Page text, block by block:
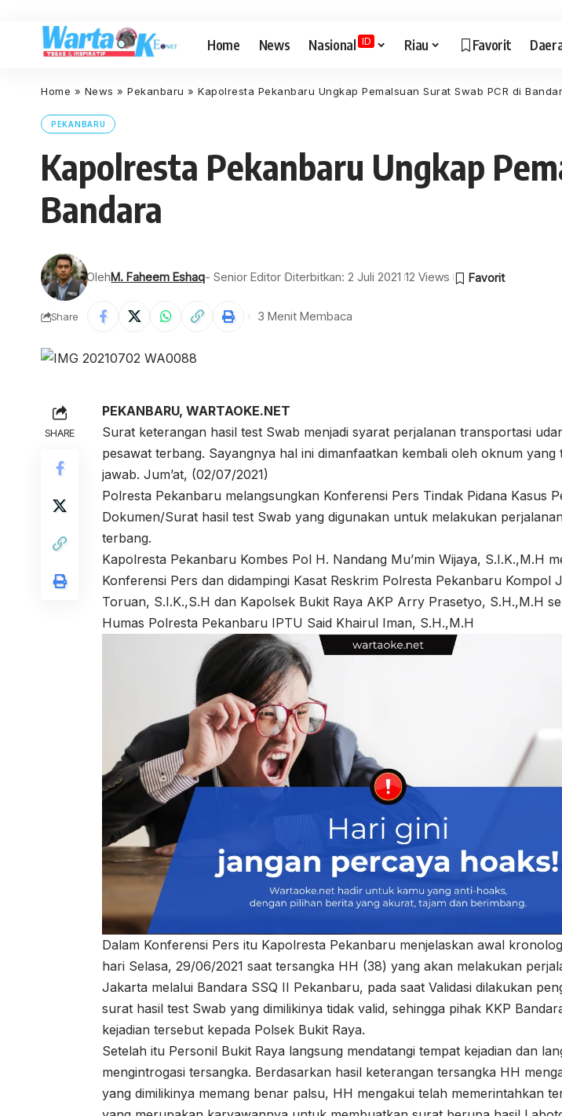
Home News Nasional ID Riau Favorit
Home » News » Pekanbaru » Kapolresta Pekanbaru Ungkap Pemalsuan Surat Swab PCR di
PEKANBARU
Kapolresta Pekanbaru Ungkap
Bandara
OlehM. Faheem Eshaq- Senior Editor Diterbitkan: 2 Juli 2021 12 Views
Share 3 Menit Membaca
SHARE
PEKANBARU, WARTAOKE.NET
Surat keterangan hasil test Swab menjadi syarat perjalanan transportasi
pesawat terbang. Sayangnya hal ini dimanfaatkan kembali oleh oknum yang
jawab. Jum’at, (02/07/2021)
Polresta Pekanbaru melangsungkan Konferensi Pers Tindak Pidana Kasus
Dokumen/Surat hasil test Swab yang digunakan untuk melakukan
terbang.
Kapolresta Pekanbaru Kombes Pol H. Nandang Mu’min Wijaya, S.I.K.,M.H
Konferensi Pers dan didampingi Kasat Reskrim Polresta Pekanbaru Kompol
Toruan, S.I.K.,S.H dan Kapolsek Bukit Raya AKP Arry Prasetyo, S.H.,M.H
Humas Polresta Pekanbaru IPTU Said Khairul Iman, S.H.,M.H
Dalam Konferensi Pers itu Kapolresta Pekanbaru menjelaskan awal
hari Selasa, 29/06/2021 saat tersangka HH (38) yang akan melakukan
Jakarta melalui Bandara SSQ II Pekanbaru, pada saat Validasi dilakukan
surat hasil test Swab yang dimilikinya tidak valid, sehingga pihak KKP
kejadian tersebut kepada Polsek Bukit Raya.
Setelah itu Personil Bukit Raya langsung mendatangi tempat kejadian dan
mengintrogasi tersangka. Berdasarkan hasil keterangan tersangka HH
yang dimilikinya memang benar palsu, HH mengakui telah memerintahkan